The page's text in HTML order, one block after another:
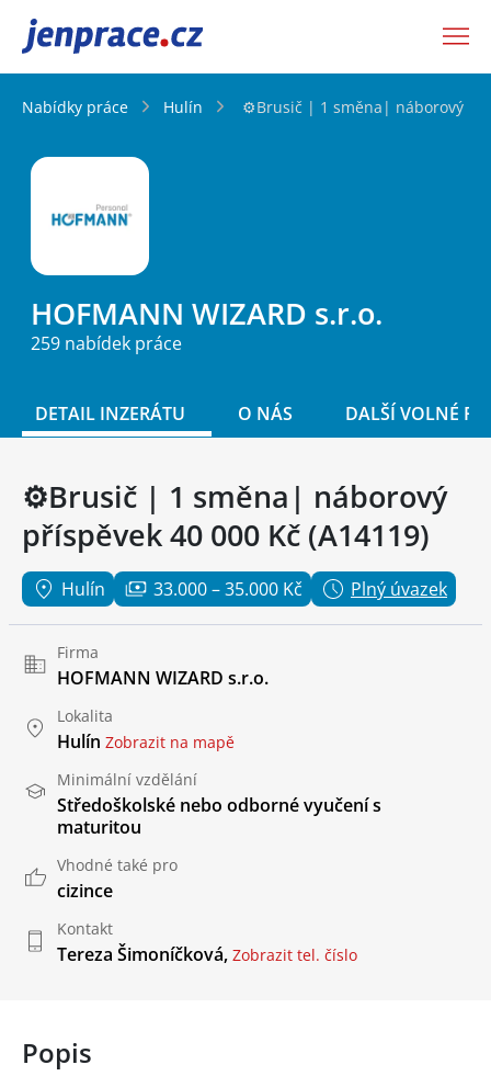
JenPráce.cz
Nabídky práce Hulín ⚙️Brusič | 1 směna| náborový
HOFMANN WIZARD s.r.o.
259 nabídek práce
DETAIL INZERÁTU O NÁS DALŠÍ VOLNÉ
⚙️Brusič | 1 směna| náborový
příspěvek 40 000 Kč (A14119)
Hulín 33.000 – 35.000 Kč Plný úvazek
Firma
HOFMANN WIZARD s.r.o.
Lokalita
Hulín Zobrazit na mapě
Minimální vzdělání
Středoškolské nebo odborné vyučení s
maturitou
Vhodné také pro
cizince
Kontakt
Tereza Šimoníčková, Zobrazit tel. číslo
Popis